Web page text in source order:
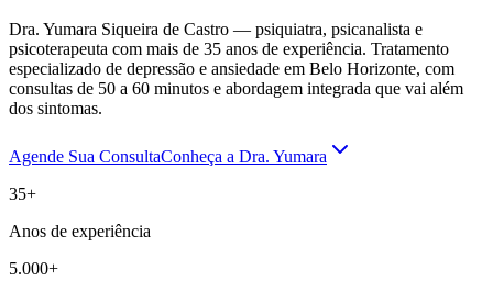
Dra. Yumara Siqueira de Castro — psiquiatra, psicanalista e
psicoterapeuta com mais de 35 anos de experiência. Tratamento
especializado de depressão e ansiedade em Belo Horizonte, com
consultas de 50 a 60 minutos e abordagem integrada que vai além
dos sintomas.
Agende Sua ConsultaConheça a Dra. Yumara
35+
Anos de experiência
5.000+